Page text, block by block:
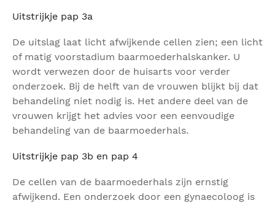
Uitstrijkje pap 3a
De uitslag laat licht afwijkende cellen zien; een licht
of matig voorstadium baarmoederhalskanker. U
wordt verwezen door de huisarts voor verder
onderzoek. Bij de helft van de vrouwen blijkt bij dat
behandeling niet nodig is. Het andere deel van de
vrouwen krijgt het advies voor een eenvoudige
behandeling van de baarmoederhals.
Uitstrijkje pap 3b en pap 4
De cellen van de baarmoederhals zijn ernstig
afwijkend. Een onderzoek door een gynaecoloog is